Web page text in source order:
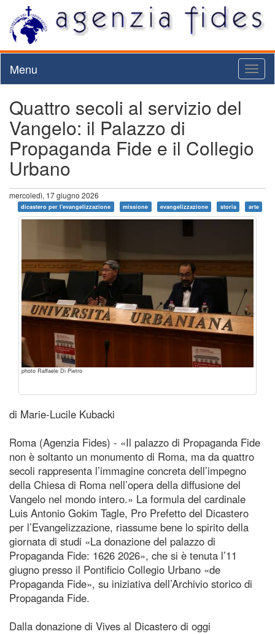
Menu
Quattro secoli al servizio del
Vangelo: il Palazzo di
Propaganda Fide e il Collegio
Urbano
mercoledì, 17 giugno 2026
dicastero per l'evangelizzazione missione evangelizzazione storia arte
photo Raffaele Di Pietro
di Marie-Lucile Kubacki
Roma (Agenzia Fides) - «Il palazzo di Propaganda Fide
non è soltanto un monumento di Roma, ma da quattro
secoli rappresenta l’immagine concreta dell’impegno
della Chiesa di Roma nell’opera della diffusione del
Vangelo nel mondo intero.» La formula del cardinale
Luis Antonio Gokim Tagle, Pro Prefetto del Dicastero
per l’Evangelizzazione, riassume bene lo spirito della
giornata di studi «La donazione del palazzo di
Propaganda Fide: 1626 2026», che si è tenuta l’11
giugno presso il Pontificio Collegio Urbano «de
Propaganda Fide», su iniziativa dell’Archivio storico di
Propaganda Fide.
Dalla donazione di Vives al Dicastero di oggi